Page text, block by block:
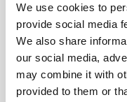
We use cookies to
provide social media
We also share
our social media,
may combine it with
provided to them or
Kaikki asiakastarinamme
Muut